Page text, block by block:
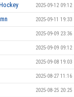
2025-09-12 09:12
2025-09-11 19:33
2025-09-09 23:36
2025-09-09 09:12
2025-09-08 19:03
2025-08-27 11:16
2025-08-25 20:25